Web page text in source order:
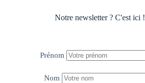
Notre newsletter ? C'est ici !
Prénom
Nom